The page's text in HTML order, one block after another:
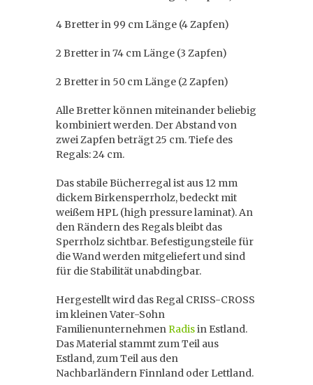
4 Bretter in 99 cm Länge (4 Zapfen)
2 Bretter in 74 cm Länge (3 Zapfen)
2 Bretter in 50 cm Länge (2 Zapfen)
Alle Bretter können miteinander beliebig
kombiniert werden. Der Abstand von
zwei Zapfen beträgt 25 cm. Tiefe des
Regals: 24 cm.
Das stabile Bücherregal ist aus 12 mm
dickem Birkensperrholz, bedeckt mit
weißem HPL (high pressure laminat). An
den Rändern des Regals bleibt das
Sperrholz sichtbar. Befestigungsteile für
die Wand werden mitgeliefert und sind
für die Stabilität unabdingbar.
Hergestellt wird das Regal CRISS-CROSS
im kleinen Vater-Sohn
FamilienunternehmenRadisin Estland.
Das Material stammt zum Teil aus
Estland, zum Teil aus den
Nachbarländern Finnland oder Lettland.